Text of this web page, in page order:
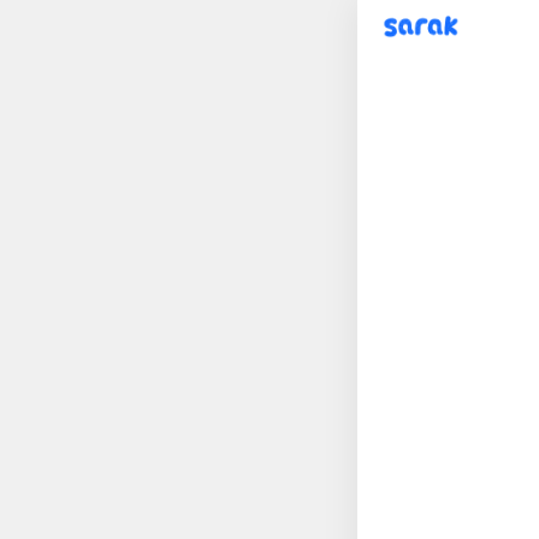
sarak